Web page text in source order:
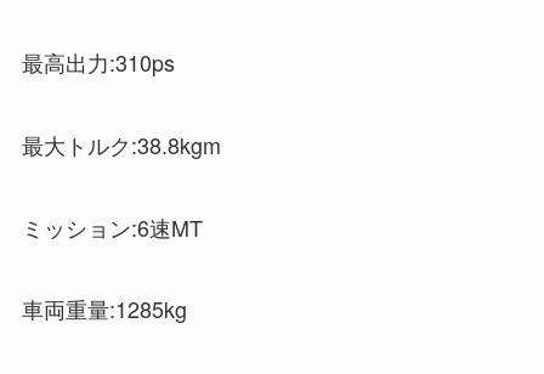
最高出力:310ps
最大トルク:38.8kgm
ミッション:6速MT
車両重量:1285kg